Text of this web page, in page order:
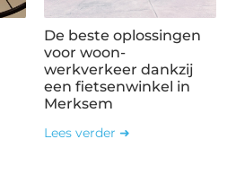
De beste oplossingen
voor woon-
werkverkeer dankzij
een fietsenwinkel in
Merksem
Lees verder ➜